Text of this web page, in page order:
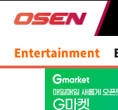
Entertainment